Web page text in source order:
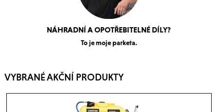
NÁHRADNÍ A OPOTŘEBITELNÉ DÍLY?
To je moje parketa.
VYBRANÉ AKČNÍ PRODUKTY